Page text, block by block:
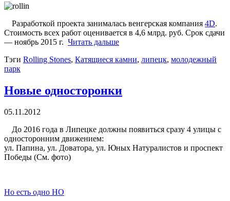
Разработкой проекта занималась венгерская компания 4D.
Стоимость всех работ оценивается в 4,6 млрд. руб. Срок сдачи
— ноябрь 2015 г. Читать дальше
Тэги Rolling Stones, Катящиеся камни, липецк, молодежный
парк
Новые односторонки
05.11.2012
До 2016 года в Липецке должны появиться сразу 4 улицы с
односторонним движением:
ул. Папина, ул. Доватора, ул. Юных Натуралистов и проспект
Победы (См. фото)
Но есть одно НО